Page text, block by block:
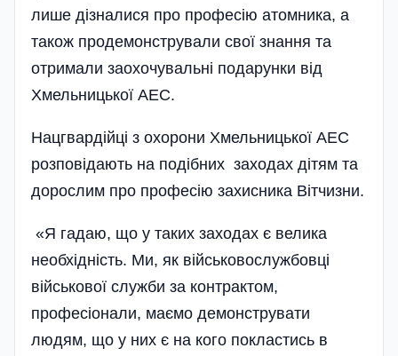
лише дізналися про професію атомника, а
також продемонстрували свої знання та
отримали заохочувальні подарунки від
Хмельницької АЕС.
Нацгвардійці з охорони Хмельницької АЕС
розповідають на подібних заходах дітям та
дорослим про професію захисника Вітчизни.
«Я гадаю, що у таких заходах є велика
необхідність. Ми, як військово­службовці
військової служби за контрактом,
професіонали, маємо демонструвати
людям, що у них є на кого покластись в